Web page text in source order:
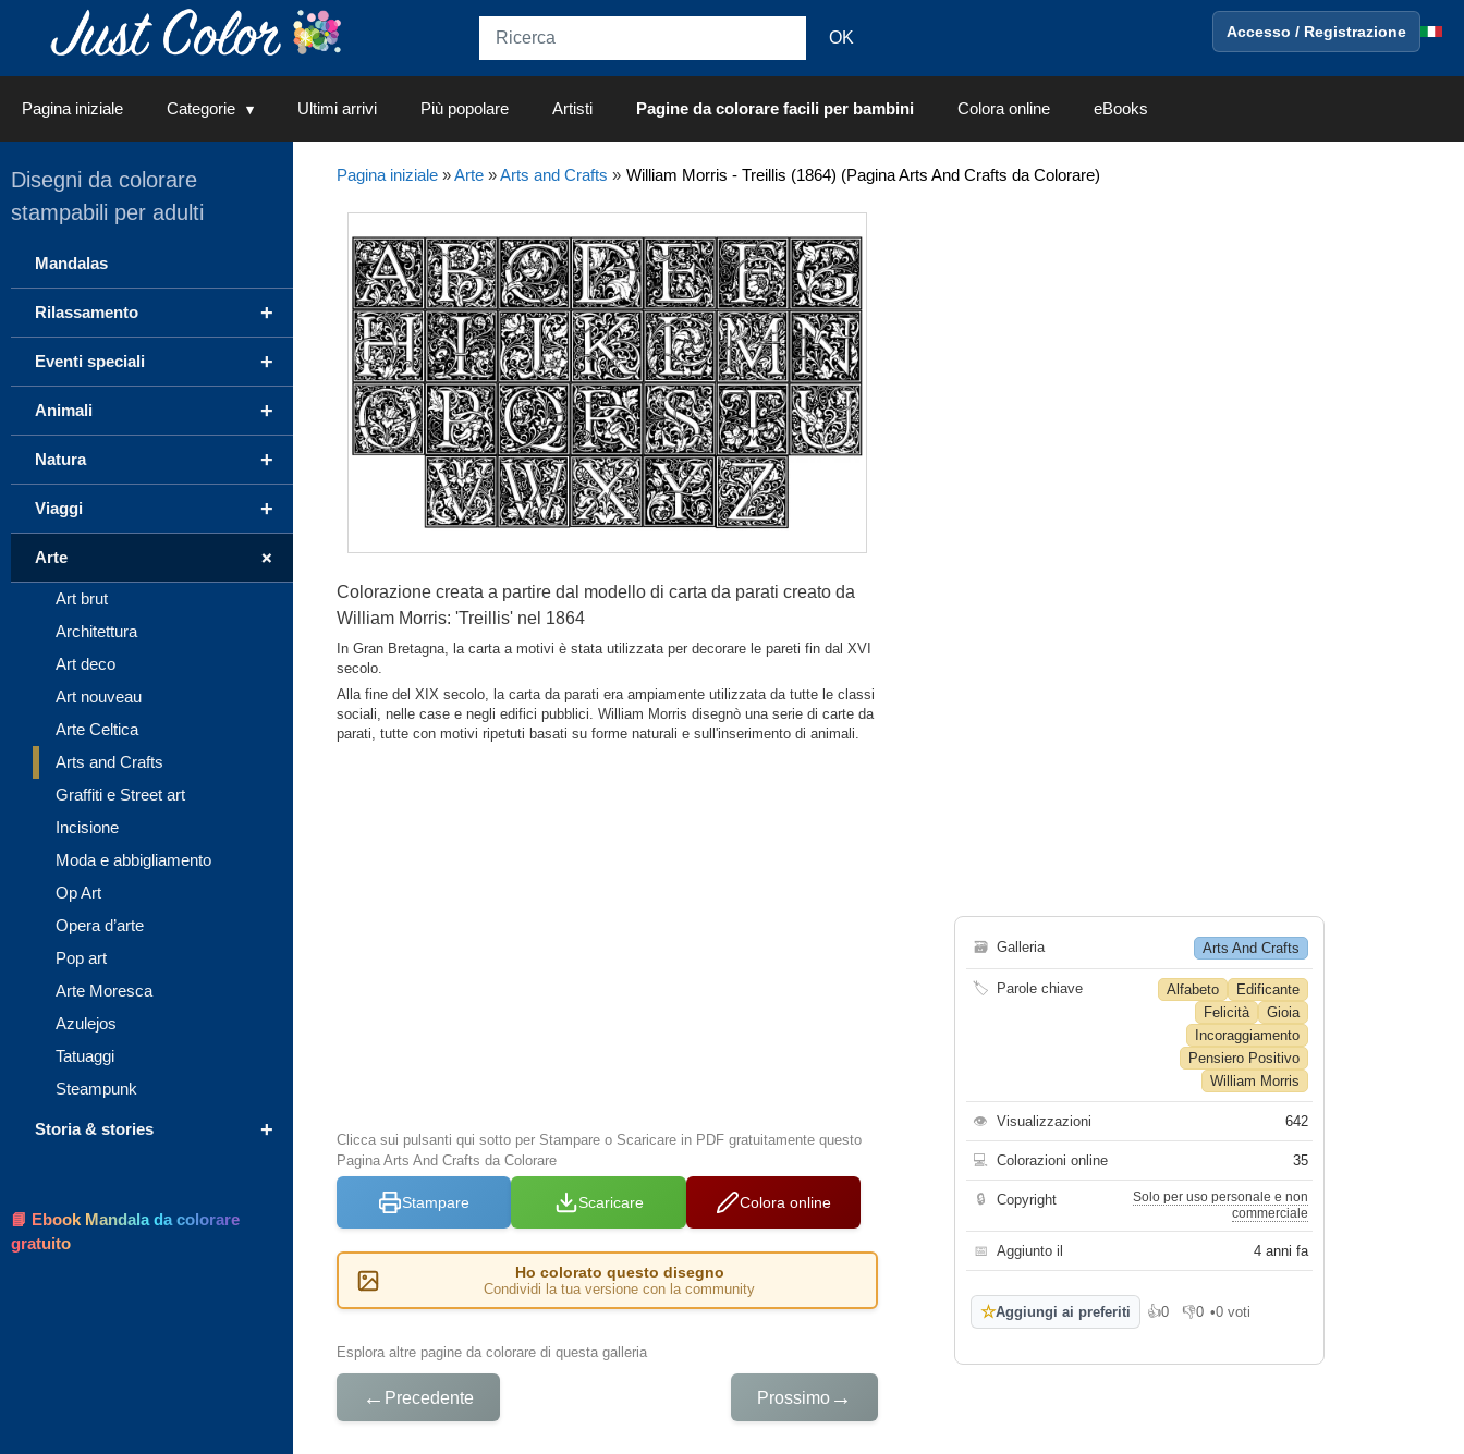
Accesso / Registrazione
Pagina iniziale Categorie Ultimi arrivi Più popolare Artisti Pagine da colorare facili per bambini Colora online eBooks
Pagina iniziale»Arte»Arts and Crafts » William Morris - Treillis (1864) (Pagina Arts And Crafts da Colorare)
Colorazione creata a partire dal modello di carta da parati creato da
William Morris: 'Treillis' nel 1864
In Gran Bretagna, la carta a motivi è stata utilizzata per decorare le pareti fin dal XVI
secolo.
Alla fine del XIX secolo, la carta da parati era ampiamente utilizzata da tutte le classi
sociali, nelle case e negli edifici pubblici. William Morris disegnò una serie di carte da
parati, tutte con motivi ripetuti basati su forme naturali e sull'inserimento di animali.
Clicca sui pulsanti qui sotto per Stampare o Scaricare in PDF gratuitamente questo
Pagina Arts And Crafts da Colorare
Stampare Scaricare Colora online
Ho colorato questo disegno
Condividi la tua versione con la community
Esplora altre pagine da colorare di questa galleria
← Precedente Prossimo →
🗃 Galleria Arts And Crafts
🏷 Parole chiave Alfabeto
Edificante
Felicità
Gioia
Incoraggiamento
Pensiero Positivo
William Morris
👁 Visualizzazioni 642
💻 Colorazioni online 35
🔒 Copyright
Solo per uso personale e non
commerciale
📅 Aggiunto il 4 anni fa
☆Aggiungi ai preferiti 👍0
Mi piace
👎0
Non mi piace
•0 voti
Disegni da colorare
stampabili per adulti
Mandalas
+
Rilassamento
+
Eventi speciali
+
Animali
+
Natura
+
Viaggi
+
Arte
Art brut
Architettura
Art deco
Art nouveau
Arte Celtica
Arts and Crafts
Graffiti e Street art
Incisione
Moda e abbigliamento
Op Art
Opera d’arte
Pop art
Arte Moresca
Azulejos
Tatuaggi
Steampunk
+
Storia & stories
📘 Ebook Mandala da colorare
gratuito